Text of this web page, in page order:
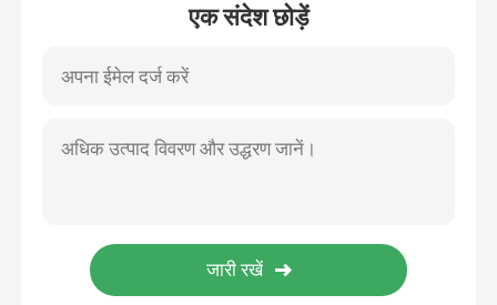
प्रिस्क्रिप्शन ऑप्टिकल गॉगल्स
एक संदेश छोड़ें